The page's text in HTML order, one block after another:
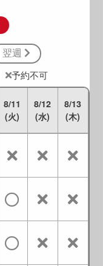
翌週
予約不可
8/11
(火)
8/12
(水)
8/13
(木)